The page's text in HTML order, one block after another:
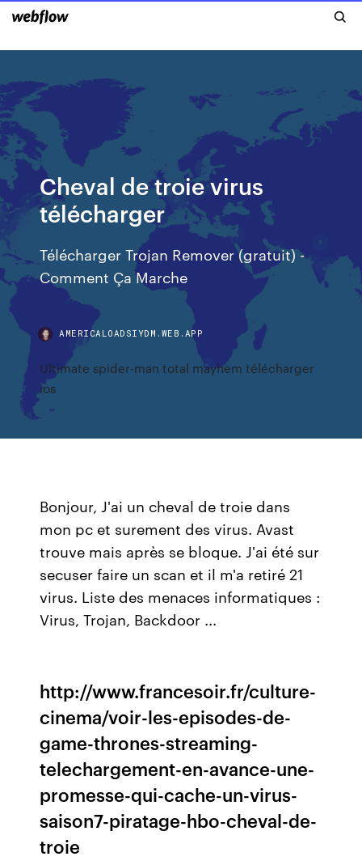
Cheval de troie virus
télécharger
Télécharger Trojan Remover (gratuit) -
Comment Ça Marche
AMERICALOADSIYDM.WEB.APP
Ultimate spider-man total mayhem télécharger
ios
Bonjour, J'ai un cheval de troie dans
mon pc et surement des virus. Avast
trouve mais après se bloque. J'ai été sur
secuser faire un scan et il m'a retiré 21
virus. Liste des menaces informatiques :
Virus, Trojan, Backdoor ...
http://www.francesoir.fr/culture-
cinema/voir-les-episodes-de-
game-thrones-streaming-
telechargement-en-avance-une-
promesse-qui-cache-un-virus-
saison7-piratage-hbo-cheval-de-
troie